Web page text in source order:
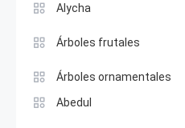
Alycha
Árboles frutales
Árboles ornamentales
Abedul